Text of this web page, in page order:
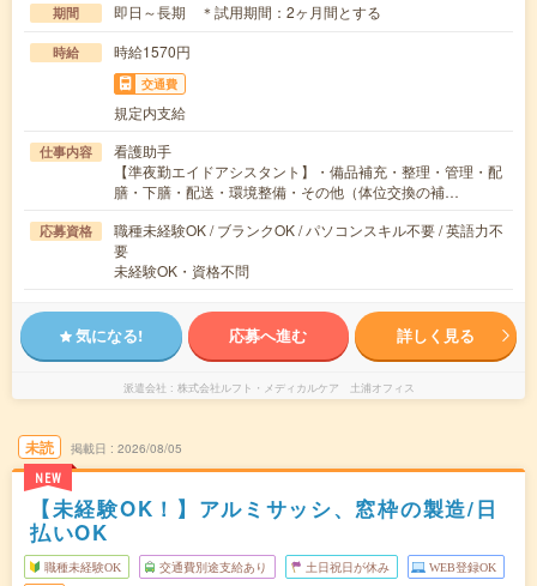
期間 即日～長期 ＊試用期間：2ヶ月間とする
時給 時給1570円
交通費
規定内支給
仕事内容
看護助手
【準夜勤エイドアシスタント】・備品補充・整理・管理・配
膳・下膳・配送・環境整備・その他（体位交換の補…
応募資格
職種未経験OK / ブランクOK / パソコンスキル不要 / 英語力不
要
未経験OK・資格不問
気になる! 応募へ進む 詳しく見る
派遣会社 株式会社ルフト・メディカルケア 土浦オフィス
未読
NEW
掲載日 2026/08/05
【未経験OK！】アルミサッシ、窓枠の製造/日
払いOK
職種未経験OK 交通費別途支給あり 土日祝日が休み WEB登録OK